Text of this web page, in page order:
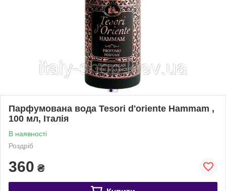
Парфумована вода Tesori d'oriente Hammam ,
100 мл, Італія
В наявності
Роздріб
360 ₴